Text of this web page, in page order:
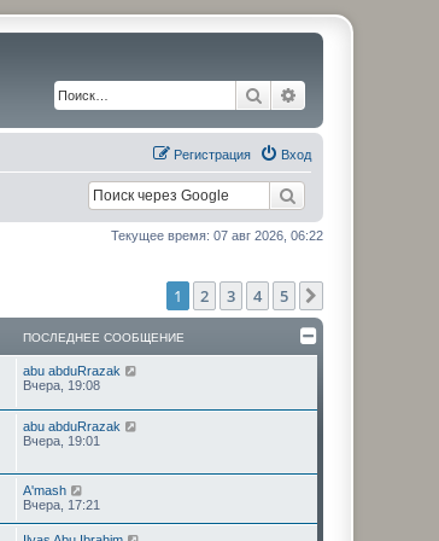
Поиск
Вход
Регистрация
Текущее время: 07 авг 2026, 06:22
1 2 3 4 5
ПОСЛЕДНЕЕ СООБЩЕНИЕ
П
о
л
е
д
е
е
с
о
о
abu abduRrazak
Вчера, 19:08
П
о
е
д
н
е
abu abduRrazak
Вчера, 19:01
П
о
л
A'mash
Вчера, 17:21